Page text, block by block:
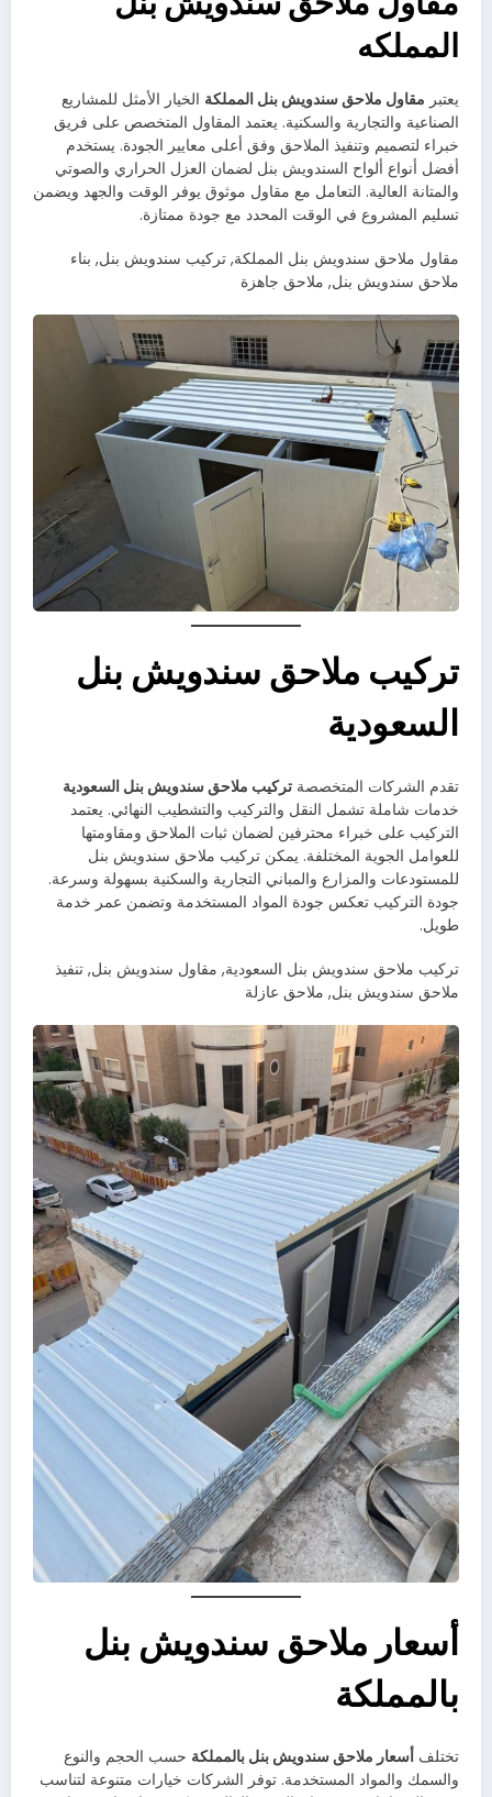
المملكه
يعتبر مقاول ملاحق سندويش بنل المملكة الخيار الأمثل للمشاريع
الصناعية والتجارية والسكنية. يعتمد المقاول المتخصص على فريق
خبراء لتصميم وتنفيذ الملاحق وفق أعلى معايير الجودة. يستخدم
أفضل أنواع ألواح السندويش بنل لضمان العزل الحراري والصوتي
والمتانة العالية. التعامل مع مقاول موثوق يوفر الوقت والجهد ويضمن
تسليم المشروع في الوقت المحدد مع جودة ممتازة.
مقاول ملاحق سندويش بنل المملكة, تركيب سندويش بنل, بناء
ملاحق سندويش بنل, ملاحق جاهزة
تركيب ملاحق سندويش بنل
السعودية
تقدم الشركات المتخصصة تركيب ملاحق سندويش بنل السعودية
خدمات شاملة تشمل النقل والتركيب والتشطيب النهائي. يعتمد
التركيب على خبراء محترفين لضمان ثبات الملاحق ومقاومتها
للعوامل الجوية المختلفة. يمكن تركيب ملاحق سندويش بنل
للمستودعات والمزارع والمباني التجارية والسكنية بسهولة وسرعة.
جودة التركيب تعكس جودة المواد المستخدمة وتضمن عمر خدمة
طويل.
تركيب ملاحق سندويش بنل السعودية, مقاول سندويش بنل, تنفيذ
ملاحق سندويش بنل, ملاحق عازلة
أسعار ملاحق سندويش بنل
بالمملكة
تختلف أسعار ملاحق سندويش بنل بالمملكة حسب الحجم والنوع
والسمك والمواد المستخدمة. توفر الشركات خيارات متنوعة لتناسب